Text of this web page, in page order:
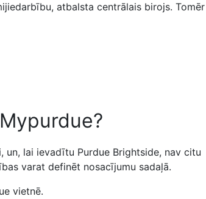
atbalsta centrālais birojs. Tomēr
lai ievadītu Purdue Brightside, nav citu
varat definēt nosacījumu sadaļā.
vietnē.